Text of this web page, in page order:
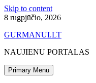
Skip to content
8 rugpjūčio, 2026
GURMANUI.LT
NAUJIENU PORTALAS
Primary Menu